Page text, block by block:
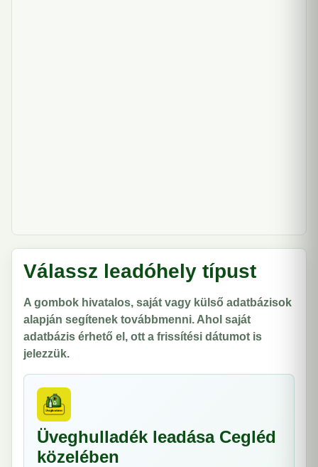
Válassz leadóhely típust
A gombok hivatalos, saját vagy külső adatbázisok
alapján segítenek továbbmenni. Ahol saját
adatbázis érhető el, ott a frissítési dátumot is
jelezzük.
Üveghulladék leadása Cegléd
közelében